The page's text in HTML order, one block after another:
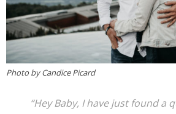
Photo by Candice Picard
“Hey Baby, I have just found a